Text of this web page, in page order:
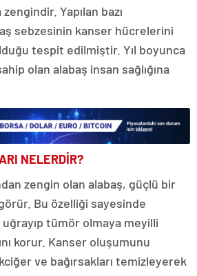
Yapılan bazı
sebzesinin kanser hücrelerini
tespit edilmiştir. Yıl boyunca
olan alabaş insan sağlığına
NELERDİR?
zengin olan alabaş, güçlü bir
Bu özelliği sayesinde
tümör olmaya meyilli
korur. Kanser oluşumunu
ve bağırsakları temizleyerek